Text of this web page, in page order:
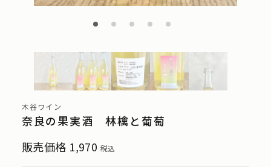
木谷ワイン
奈良の果実酒 林檎と葡萄
販売価格 1,970 税込